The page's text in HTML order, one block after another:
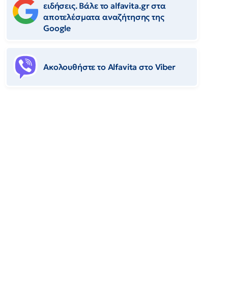
ειδήσεις. Βάλε το alfavita.gr στα
αποτελέσματα αναζήτησης της
Google
Ακολουθήστε το Αlfavita στο Viber